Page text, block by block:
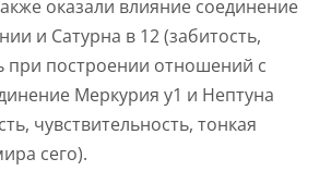
оказали влияние соединение
и Сатурна в 12 (забитость,
при построении отношений с
Меркурия у1 и Нептуна
чувствительность, тонкая
сего).